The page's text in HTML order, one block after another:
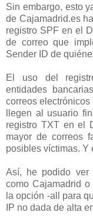
Sin embargo, esto
de Cajamadrid.es
registro SPF en el
de correo que
Sender ID de
El uso del
entidades
correos
llegen al usuario
registro TXT en el
mayor de correos
posibles víctimas. Y
Así, he podido ver
como Cajamadrid
la opción -all para
IP no dada de alta